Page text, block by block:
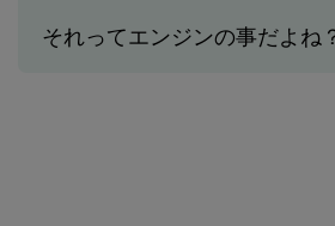
それってエンジンの事だよね